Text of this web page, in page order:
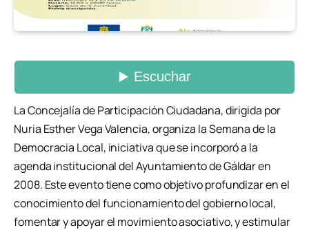
La Concejalía de Participación Ciudadana, dirigida por
Nuria Esther Vega Valencia, organiza la Semana de la
Democracia Local, iniciativa que se incorporó a la
agenda institucional del Ayuntamiento de Gáldar en
2008. Este evento tiene como objetivo profundizar en el
conocimiento del funcionamiento del gobierno local,
fomentar y apoyar el movimiento asociativo, y estimular